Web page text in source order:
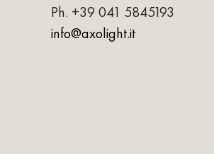
Ph. +39 041 5845193
info@axolight.it